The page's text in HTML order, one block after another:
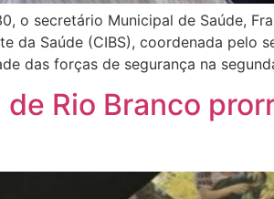
o secretário Municipal de Saúde,
da Saúde (CIBS), coordenada pelo
das forças de segurança na
Rio Branco